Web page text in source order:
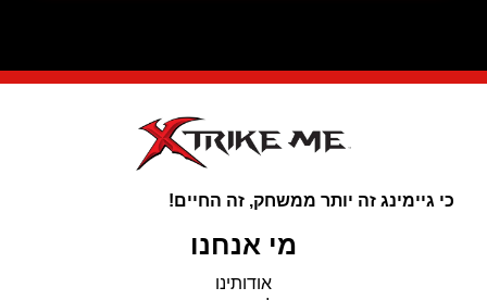
כי גיימינג זה יותר ממשחק, זה החיים!
מי אנחנו
אודותינו